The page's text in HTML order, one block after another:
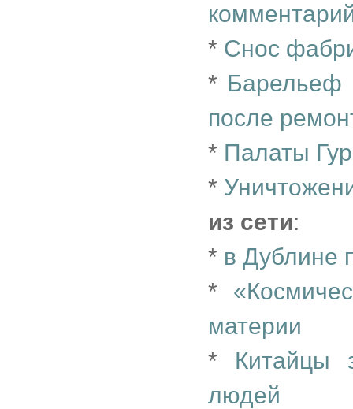
* Снос
* Барельеф
после
* Палаты
*
из сети:
* в Дублине
*
материи
* Китайцы
людей